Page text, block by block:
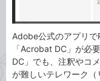
Adobe公式のアプリ
「Acrobat DC」が必
DC」でも、注釈やコ
が難しいテレワーク